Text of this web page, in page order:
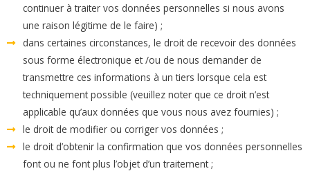
continuer à traiter vos données personnelles si nous avons
une raison légitime de le faire) ;
dans certaines circonstances, le droit de recevoir des données
sous forme électronique et /ou de nous demander de
transmettre ces informations à un tiers lorsque cela est
techniquement possible (veuillez noter que ce droit n’est
applicable qu’aux données que vous nous avez fournies) ;
le droit de modifier ou corriger vos données ;
le droit d’obtenir la confirmation que vos données personnelles
font ou ne font plus l’objet d’un traitement ;